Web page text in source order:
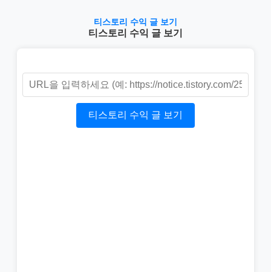
티스토리 수익 글 보기
티스토리 수익 글 보기
티스토리 수익 글 보기